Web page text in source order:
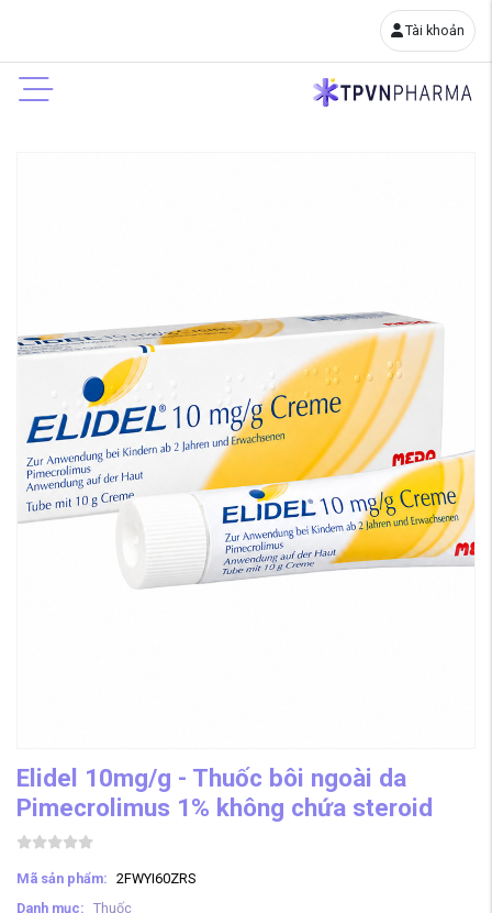
Tài khoản
Elidel 10mg/g - Thuốc bôi ngoài da
Pimecrolimus 1% không chứa steroid
Mã sản phẩm: 2FWYI60ZRS
Danh mục: Thuốc